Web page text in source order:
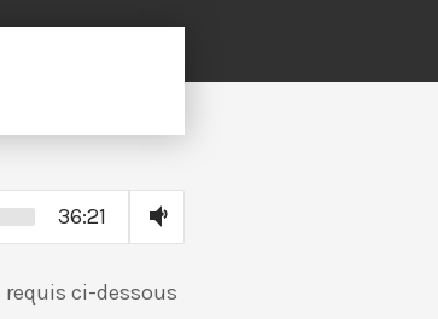
36:21
requis ci-dessous